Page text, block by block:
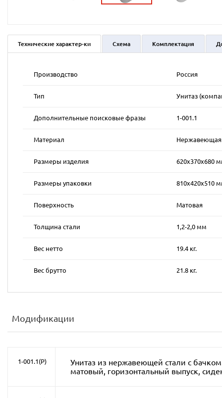
Технические характер-ки Схема Комплектация
Производство Россия
Тип Унитаз
Дополнительные поисковые фразы 1-001.1
Материал Нержавеющая
Размеры изделия 620х370х680
Размеры упаковки 810х420х510
Поверхность Матовая
Толщина стали 1,2-2,0 мм
Вес нетто 19.4 кг.
Вес брутто 21.8 кг.
Модификации
1-001.1(P)
Унитаз из нержавеющей стали с
матовый, горизонтальный выпуск,